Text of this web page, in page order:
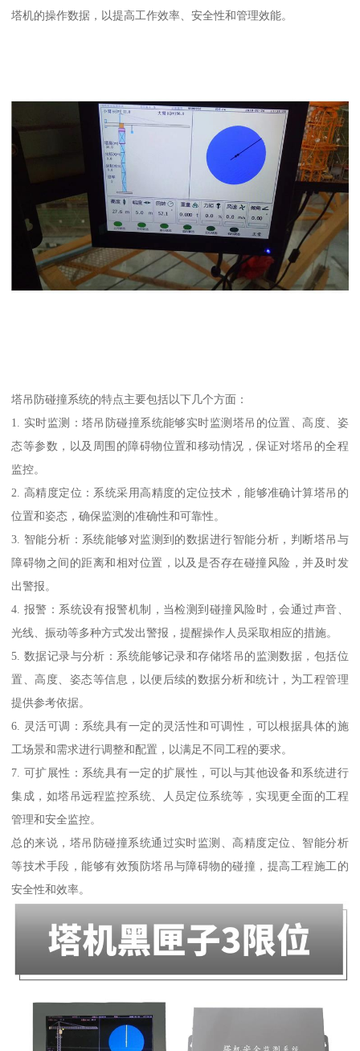
塔机的操作数据，以提高工作效率、安全性和管理效能。
塔吊防碰撞系统的特点主要包括以下几个方面：
1. 实时监测：塔吊防碰撞系统能够实时监测塔吊的位置、高度、姿
态等参数，以及周围的障碍物位置和移动情况，保证对塔吊的全程
监控。
2. 高精度定位：系统采用高精度的定位技术，能够准确计算塔吊的
位置和姿态，确保监测的准确性和可靠性。
3. 智能分析：系统能够对监测到的数据进行智能分析，判断塔吊与
障碍物之间的距离和相对位置，以及是否存在碰撞风险，并及时发
出警报。
4. 报警：系统设有报警机制，当检测到碰撞风险时，会通过声音、
光线、振动等多种方式发出警报，提醒操作人员采取相应的措施。
5. 数据记录与分析：系统能够记录和存储塔吊的监测数据，包括位
置、高度、姿态等信息，以便后续的数据分析和统计，为工程管理
提供参考依据。
6. 灵活可调：系统具有一定的灵活性和可调性，可以根据具体的施
工场景和需求进行调整和配置，以满足不同工程的要求。
7. 可扩展性：系统具有一定的扩展性，可以与其他设备和系统进行
集成，如塔吊远程监控系统、人员定位系统等，实现更全面的工程
管理和安全监控。
总的来说，塔吊防碰撞系统通过实时监测、高精度定位、智能分析
等技术手段，能够有效预防塔吊与障碍物的碰撞，提高工程施工的
安全性和效率。